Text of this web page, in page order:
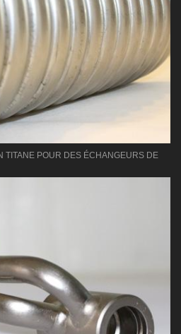
TITANE POUR DES ÉCHANGEURS DE